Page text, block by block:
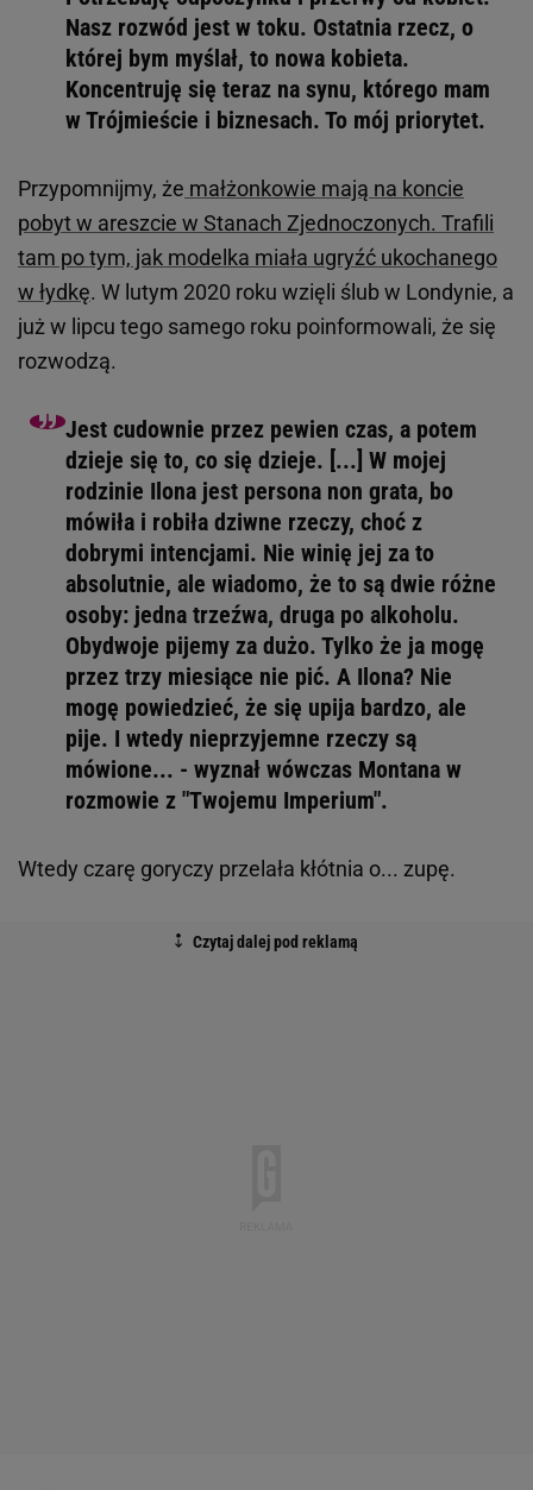
Nasz rozwód jest w toku. Ostatnia rzecz, o
której bym myślał, to nowa kobieta.
Koncentruję się teraz na synu, którego mam
w Trójmieście i biznesach. To mój priorytet.
Przypomnijmy, że małżonkowie mają na koncie
pobyt w areszcie w Stanach Zjednoczonych. Trafili
tam po tym, jak modelka miała ugryźć ukochanego
w łydkę. W lutym 2020 roku wzięli ślub w Londynie, a
już w lipcu tego samego roku poinformowali, że się
rozwodzą.
Jest cudownie przez pewien czas, a potem
dzieje się to, co się dzieje. [...] W mojej
rodzinie Ilona jest persona non grata, bo
mówiła i robiła dziwne rzeczy, choć z
dobrymi intencjami. Nie winię jej za to
absolutnie, ale wiadomo, że to są dwie różne
osoby: jedna trzeźwa, druga po alkoholu.
Obydwoje pijemy za dużo. Tylko że ja mogę
przez trzy miesiące nie pić. A Ilona? Nie
mogę powiedzieć, że się upija bardzo, ale
pije. I wtedy nieprzyjemne rzeczy są
mówione... - wyznał wówczas Montana w
rozmowie z "Twojemu Imperium".
Wtedy czarę goryczy przelała kłótnia o... zupę.